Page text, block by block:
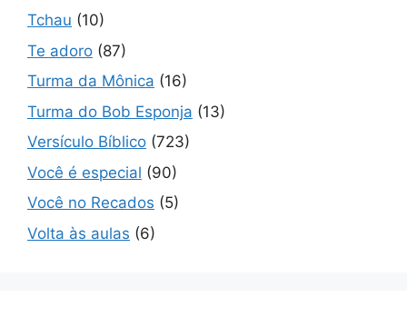
Tchau (10)
Te adoro (87)
Turma da Mônica (16)
Turma do Bob Esponja (13)
Versículo Bíblico (723)
Você é especial (90)
Você no Recados (5)
Volta às aulas (6)